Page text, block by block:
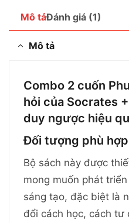
Mô tảĐánh giá (1)
Mô tả
Combo 2 cuốn
hỏi của Socrates
duy ngược hiệu
Đối tượng phù hợp
Bộ sách này được
mong muốn phát
sáng tạo, đặc biệt là
đổi cách học, cách tư